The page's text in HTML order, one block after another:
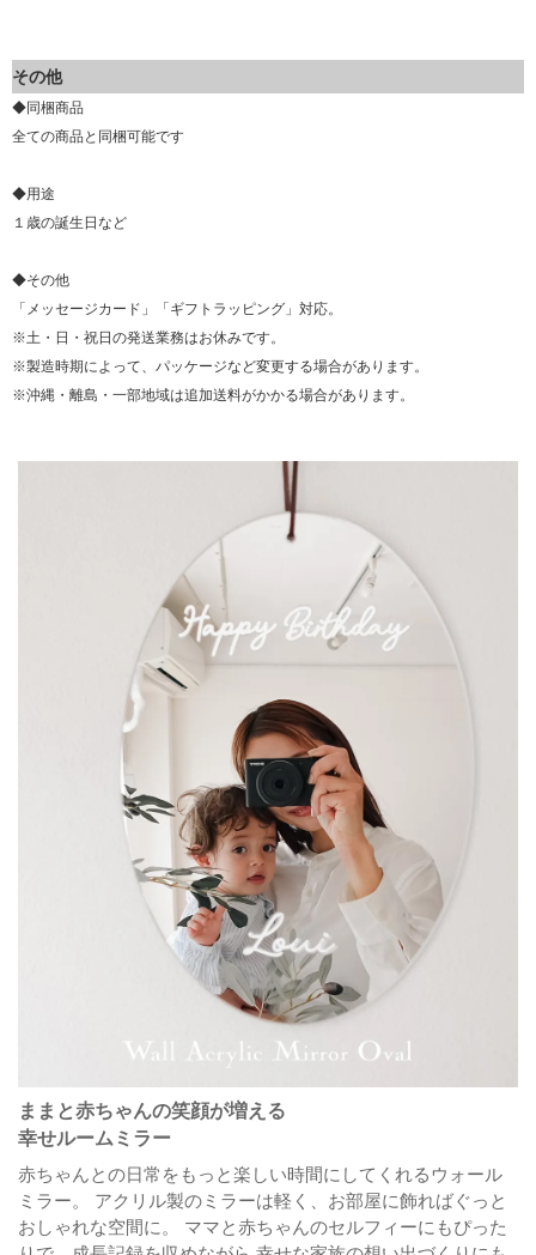
その他
◆同梱商品
全ての商品と同梱可能です
◆用途
１歳の誕生日など
◆その他
「メッセージカード」「ギフトラッピング」対応。
※土・日・祝日の発送業務はお休みです。
※製造時期によって、パッケージなど変更する場合があります。
※沖縄・離島・一部地域は追加送料がかかる場合があります。
ままと赤ちゃんの笑顔が増える
幸せルームミラー
赤ちゃんとの日常をもっと楽しい時間にしてくれるウォール
ミラー。
アクリル製のミラーは軽く、お部屋に飾ればぐっと
おしゃれな空間に。
ママと赤ちゃんのセルフィーにもぴった